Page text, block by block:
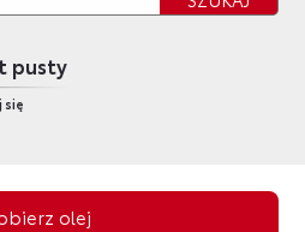
pusty
się
olej